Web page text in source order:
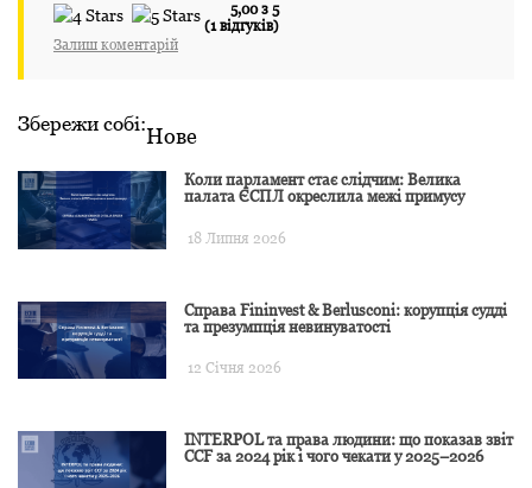
5,00 з 5
(1 відгуків)
Залиш коментарій
Збережи собі:Нове
Коли парламент стає слідчим: Велика
палата ЄСПЛ окреслила межі примусу
18 Липня 2026
Справа Fininvest & Berlusconi: корупція судді
та презумпція невинуватості
12 Січня 2026
INTERPOL та права людини: що показав звіт
CCF за 2024 рік і чого чекати у 2025–2026